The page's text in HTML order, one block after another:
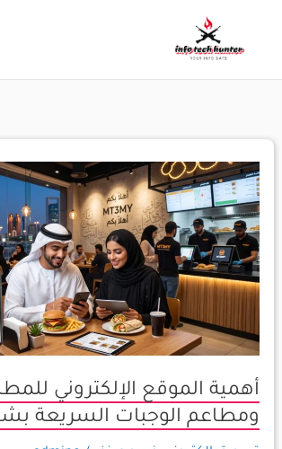
المحتوى
أهمية الموقع الإلكتروني
ومطاعم الوجبات السريعة
أهمية
الموقع
الإلكتروني
للمطاعم
ومطاعم
الوجبات
بشكل